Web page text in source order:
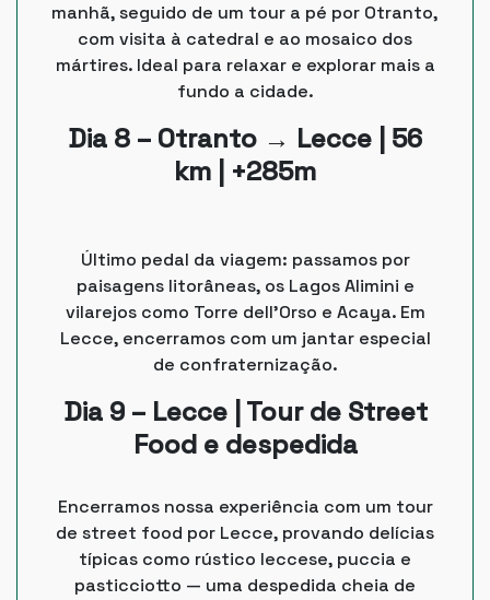
manhã, seguido de um tour a pé por Otranto,
com visita à catedral e ao mosaico dos
mártires. Ideal para relaxar e explorar mais a
fundo a cidade.
Dia 8 – Otranto → Lecce | 56
km | +285m
Último pedal da viagem: passamos por
paisagens litorâneas, os Lagos Alimini e
vilarejos como Torre dell’Orso e Acaya. Em
Lecce, encerramos com um jantar especial
de confraternização.
Dia 9 – Lecce | Tour de Street
Food e despedida
Encerramos nossa experiência com um tour
de street food por Lecce, provando delícias
típicas como rústico leccese, puccia e
pasticciotto — uma despedida cheia de